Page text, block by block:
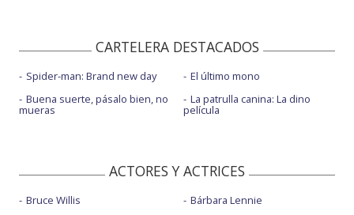
CARTELERA DESTACADOS
Spider-man: Brand new day
Buena suerte, pásalo bien, no
mueras
El último mono
La patrulla canina: La dino
película
ACTORES Y ACTRICES
Bruce Willis
Bárbara Lennie